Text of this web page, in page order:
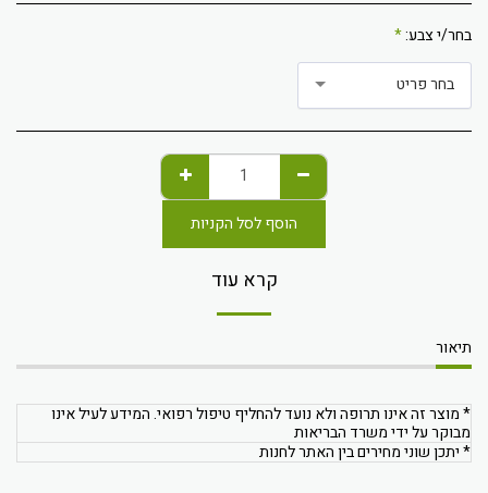
בחר/י צבע:*
בחר פריט
הוסף לסל הקניות
קרא עוד
תיאור
* מוצר זה אינו תרופה ולא נועד להחליף טיפול רפואי. המידע לעיל אינו
מבוקר על ידי משרד הבריאות
* יתכן שוני מחירים בין האתר לחנות